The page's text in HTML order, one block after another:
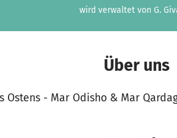
wird verwaltet von G.
Über uns
Ostens - Mar Odisho & Mar